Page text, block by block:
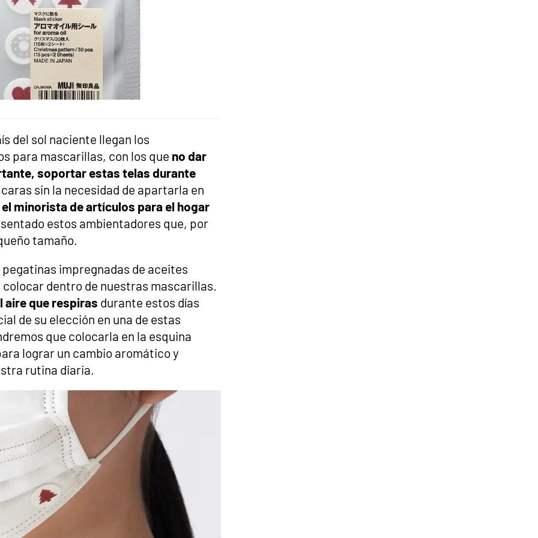
del sol naciente llegan los
para mascarillas, con los que no dar
soportar estas telas durante
sin la necesidad de apartarla en
el minorista de artículos para el hogar
estos ambientadores que, por
tamaño.
impregnadas de aceites
dentro de nuestras mascarillas.
aire que respiras durante estos días
de su elección en una de estas
que colocarla en la esquina
lograr un cambio aromático y
rutina diaria.